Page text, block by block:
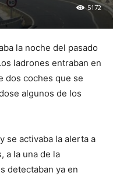
5172
la noche del pasado
ladrones entraban en
dos coches que se
algunos de los
se activaba la alerta a
a la una de la
detectaban ya en